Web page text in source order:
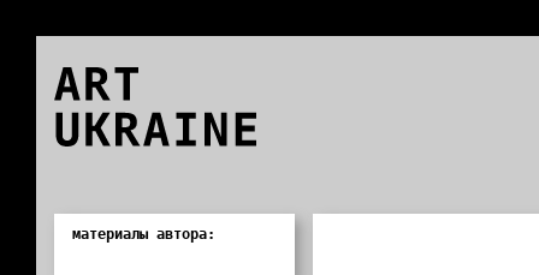
ART
UKRAINE
материалы автора: